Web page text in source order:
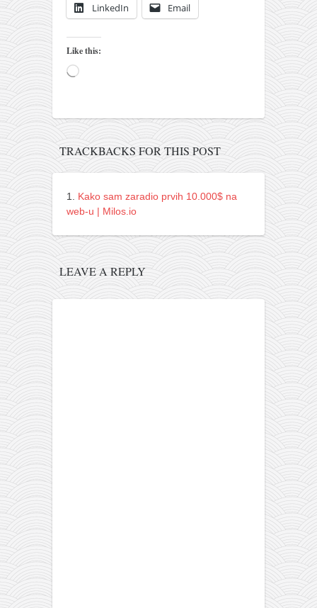
moje beleške
istorija karatea
bubishi
naihanchi
kushanku
temashiwari
nunchaku
bo
tonfa
tsunami dojo
termini treninga
moja priča
fotke
LinkedIn Email
Like this:
Loading…
TRACKBACKS FOR THIS POST
Kako sam zaradio prvih 10.000$ na
web-u | Milos.io
LEAVE A REPLY